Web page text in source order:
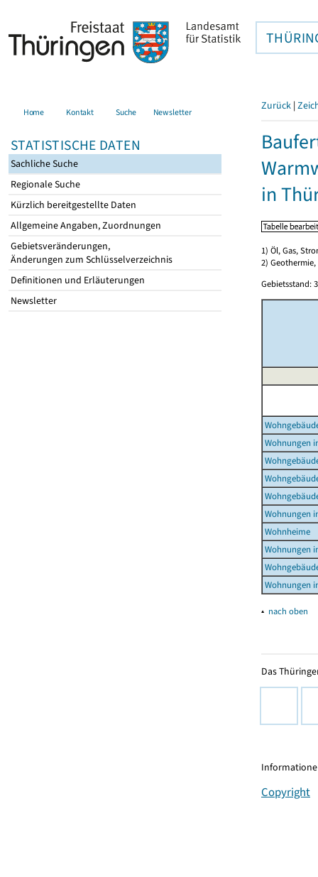
Home Kontakt Suche Newsletter
STATISTISCHE DATEN
Sachliche Suche
Regionale Suche
Kürzlich bereitgestellte Daten
Allgemeine Angaben, Zuordnungen
Gebietsveränderungen,
Änderungen zum Schlüsselverzeichnis
Definitionen und Erläuterungen
Newsletter
Zurück |
in
1) Öl, Gas,
2)
Gebietsstand:
Wohnungen
Wohnungen
Wohnheime
Wohnungen
Wohnungen
▴ nach oben
Das
Copyright